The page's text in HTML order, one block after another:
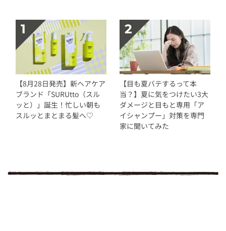
【8月28日発売】新ヘアケア
ブランド「SURUtto（スル
ッと）」誕生！忙しい朝も
スルッとまとまる髪へ♡
【目も夏バテするって本
当？】夏に気をつけたい3大
ダメージと目もと専用「ア
イシャンプー」対策を専門
家に聞いてみた